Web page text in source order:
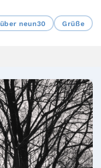
über neun30 Grüße